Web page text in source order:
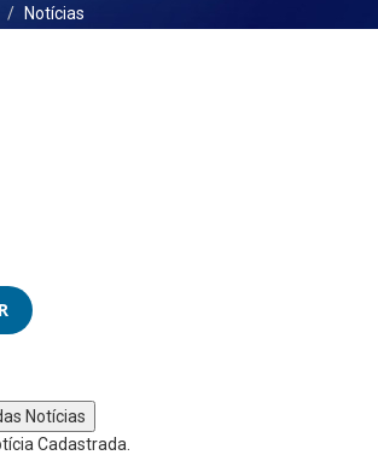
Notícias
Cadastrada.